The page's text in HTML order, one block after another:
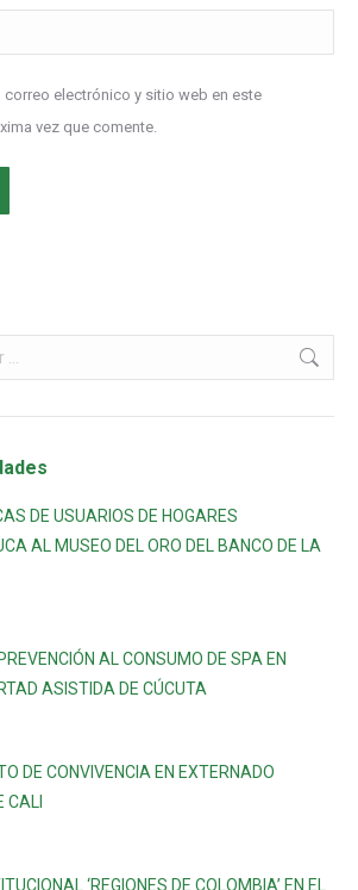
correo electrónico y sitio web en este
vez que comente.
DE USUARIOS DE HOGARES
AL MUSEO DEL ORO DEL BANCO DE LA
AL CONSUMO DE SPA EN
ASISTIDA DE CÚCUTA
DE CONVIVENCIA EN EXTERNADO
CALI
‘REGIONES DE COLOMBIA’ EN EL